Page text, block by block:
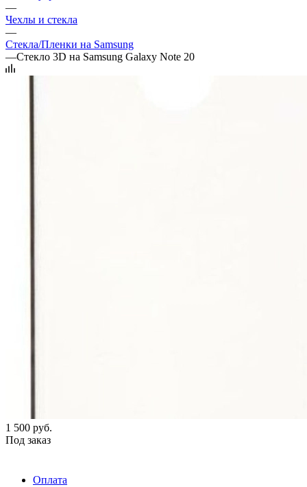
—
Чехлы и стекла
—
Стекла/Пленки на Samsung
—Стекло 3D на Samsung Galaxy Note 20
1 500 руб.
Под заказ
Оплата